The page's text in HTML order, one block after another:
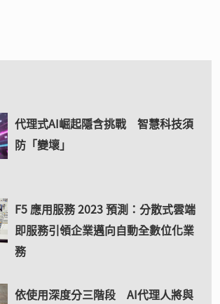
代理式AI崛起隱含挑戰 智慧科技須
防「變壞」
F5 應用服務 2023 預測：分散式雲端
即服務引領企業邁向自動全數位化業
務
依使用深度分三階段 AI代理人將與